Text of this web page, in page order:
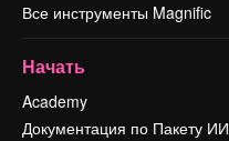
Все инструменты Magnific
Начать
Academy
Документация по Пакету ИИ